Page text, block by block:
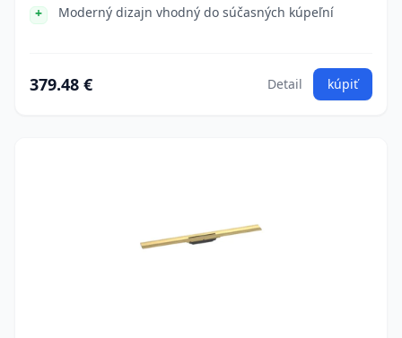
Moderný dizajn vhodný do súčasných kúpeľní
379.48 € Detail kúpiť